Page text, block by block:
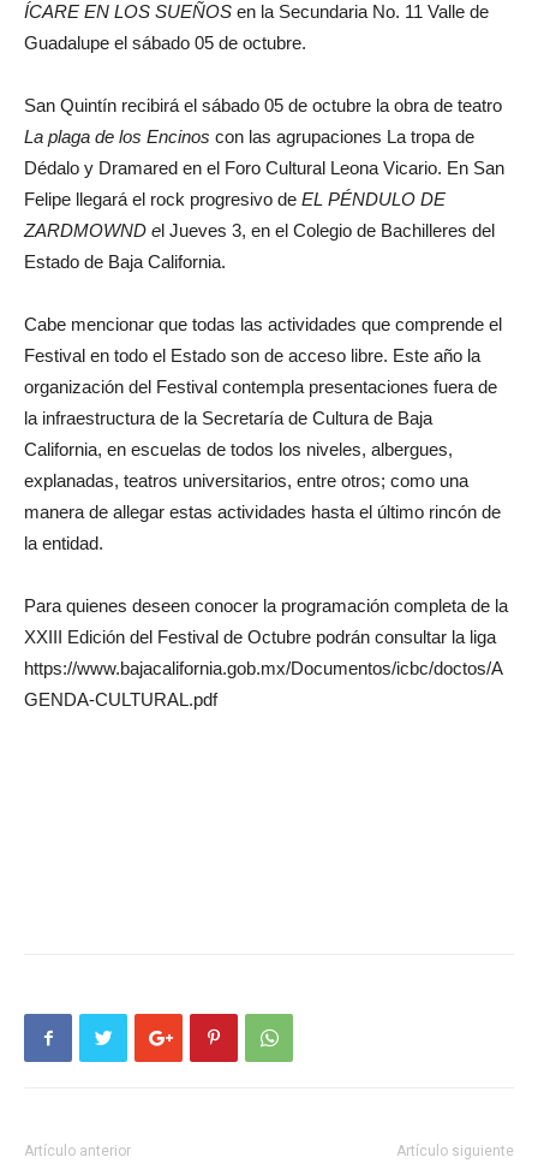
ÍCARE EN LOS SUEÑOS en la Secundaria No. 11 Valle de
Guadalupe el sábado 05 de octubre.
San Quintín recibirá el sábado 05 de octubre la obra de teatro
La plaga de los Encinos con las agrupaciones La tropa de
Dédalo y Dramared en el Foro Cultural Leona Vicario. En San
Felipe llegará el rock progresivo de EL PÉNDULO DE
ZARDMOWND el Jueves 3, en el Colegio de Bachilleres del
Estado de Baja California.
Cabe mencionar que todas las actividades que comprende el
Festival en todo el Estado son de acceso libre. Este año la
organización del Festival contempla presentaciones fuera de
la infraestructura de la Secretaría de Cultura de Baja
California, en escuelas de todos los niveles, albergues,
explanadas, teatros universitarios, entre otros; como una
manera de allegar estas actividades hasta el último rincón de
la entidad.
Para quienes deseen conocer la programación completa de la
XXIII Edición del Festival de Octubre podrán consultar la liga
https://www.bajacalifornia.gob.mx/Documentos/icbc/doctos/A
GENDA-CULTURAL.pdf
Artículo anterior Artículo siguiente